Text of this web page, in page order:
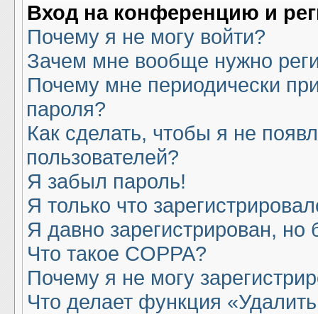
Вход на конференцию и
Почему я не могу войти?
Зачем мне вообще нужно
Почему мне периодически
пароля?
Как сделать, чтобы я не
пользователей?
Я забыл пароль!
Я только что
Я давно зарегистрирован,
Что такое COPPA?
Почему я не могу
Что делает функция